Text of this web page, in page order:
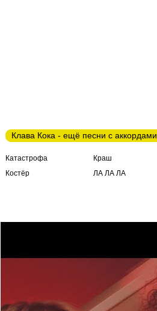
Клава Кока - ещё песни с аккордами
Катастрофа
Костёр
Краш
ЛА ЛА ЛА